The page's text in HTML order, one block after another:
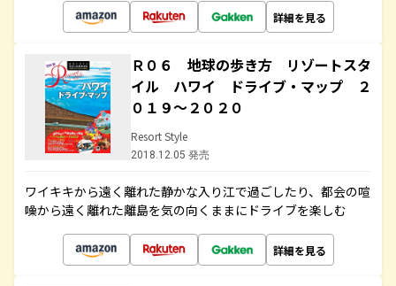
詳細を見る
Ｒ０６ 地球の歩き方 リゾートスタ
イル ハワイ ドライブ・マップ ２
０１９～２０２０
Resort Style
2018.12.05 発売
ワイキキから遠く離れた静かな入り江で過ごしたり、都会の喧
噪から遠く離れた離島を気の向くままにドライブを楽しむ
詳細を見る